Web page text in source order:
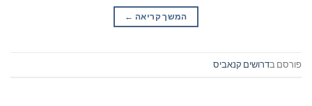
המשך קריאה →
פורסם בדרושים קנאביס